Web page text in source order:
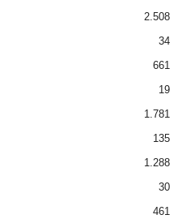
2.508
34
661
19
1.781
135
1.288
30
461